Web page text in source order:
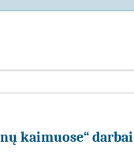
kaimuose“ darbai